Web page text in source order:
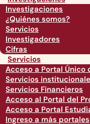
Investigaciones
¿Quiénes somos?
Servicios
Investigadores
Cifras
Servicios
Acceso a Portal Único
Servicios
Servicios Financieros
Acceso al Portal del
Acceso a Portal
Ingreso a más portales